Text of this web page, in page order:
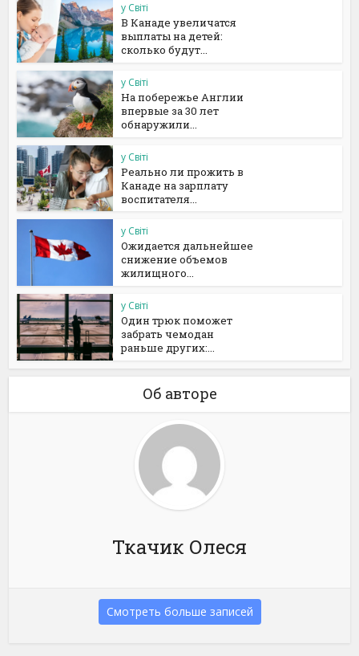
у Світі
В Канаде увеличатся
выплаты на детей:
сколько будут...
у Світі
На побережье Англии
впервые за 30 лет
обнаружили...
у Світі
Реально ли прожить в
Канаде на зарплату
воспитателя...
у Світі
Ожидается дальнейшее
снижение объемов
жилищного...
у Світі
Один трюк поможет
забрать чемодан
раньше других:...
Об авторе
Ткачик Олеся
Смотреть больше записей